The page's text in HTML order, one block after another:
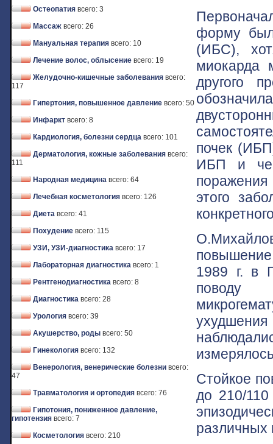
Остеопатия всего: 3
Массаж всего: 26
Мануальная терапия всего: 10
Лечение волос, облысение всего: 19
Желудочно-кишечные заболевания всего:
117
Гипертония, повышенное давление всего: 50
Инфаркт всего: 8
Кардиология, болезни сердца всего: 101
Дерматология, кожные заболевания всего:
111
Народная медицина всего: 64
Лечебная косметология всего: 126
Диета всего: 41
Похудение всего: 115
УЗИ, УЗИ-диагностика всего: 17
Лабораторная диагностика всего: 1
Рентгенодиагностика всего: 8
Диагностика всего: 28
Урология всего: 39
Акушерство, роды всего: 50
Гинекология всего: 132
Венерология, венерические болезни всего:
47
Травматология и ортопедия всего: 76
Гипотония, пониженное давление,
гипотензия всего: 7
Косметология всего: 210
форму был
(ИБС),
миокарда
другого
почек
ИБП и чем
этого
1989 г. в
поводу
Стойкое
до 210/110
различных